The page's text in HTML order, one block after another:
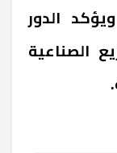
الدور
الصناعية
.